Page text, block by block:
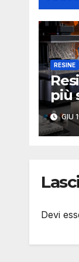
RESINE
più
GIU
Devi